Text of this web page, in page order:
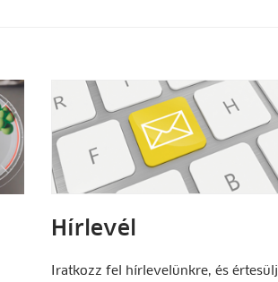
Hírlevél
Iratkozz fel hírlevelünkre, és értesülj